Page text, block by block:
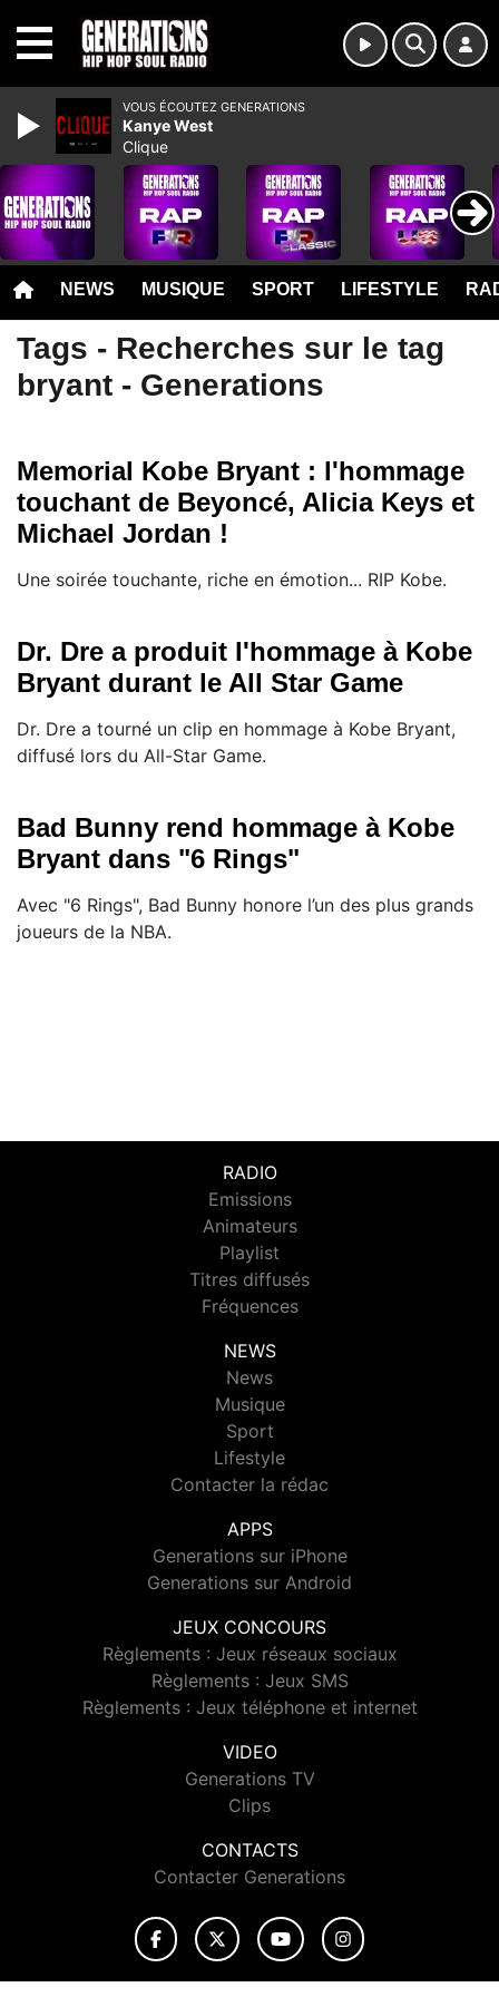
NEWS MUSIQUE SPORT LIFESTYLE
Tags - Recherches sur le tag
bryant - Generations
Memorial Kobe Bryant : l'hommage
touchant de Beyoncé, Alicia Keys et
Michael Jordan !
Une soirée touchante, riche en émotion... RIP Kobe.
Dr. Dre a produit l'hommage à Kobe
Bryant durant le All Star Game
Dr. Dre a tourné un clip en hommage à Kobe Bryant,
diffusé lors du All-Star Game.
Bad Bunny rend hommage à Kobe
Bryant dans "6 Rings"
Avec "6 Rings", Bad Bunny honore l’un des plus grands
joueurs de la NBA.
RADIO
Emissions
Animateurs
Playlist
Titres diffusés
Fréquences
NEWS
News
Musique
Sport
Lifestyle
Contacter la rédac
APPS
Generations sur iPhone
Generations sur Android
JEUX CONCOURS
Règlements : Jeux réseaux sociaux
Règlements : Jeux SMS
Règlements : Jeux téléphone et internet
VIDEO
Generations TV
Clips
CONTACTS
Contacter Generations
VOUS ÉCOUTEZ GENERATIONS
Kanye West
Clique